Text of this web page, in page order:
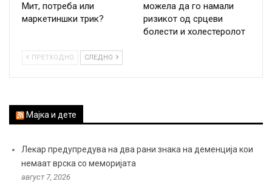
Мит, потреба или
маркетиншки трик?
можела да го намали
ризикот од срцеви
болести и холестеролот
ПРЕТХОДНО СЛЕДНО
Мајка и дете
Лекар предупредува на два рани знака на деменција кои
немаат врска со меморијата
август 7, 2026